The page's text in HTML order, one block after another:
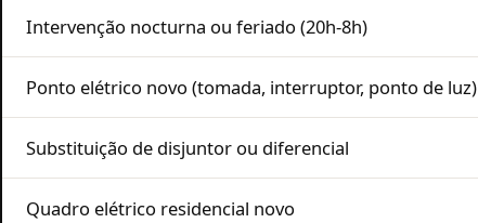
Intervenção nocturna ou feriado (20h-8h)
Ponto elétrico novo (tomada, interruptor, ponto de luz)
Substituição de disjuntor ou diferencial
Quadro elétrico residencial novo